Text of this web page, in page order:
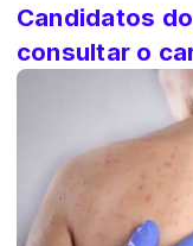
Candidatos
consultar o